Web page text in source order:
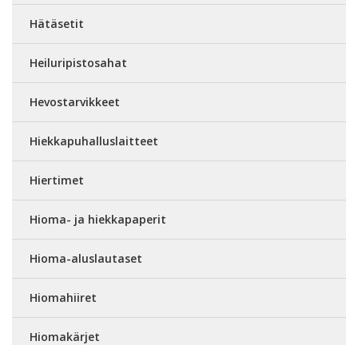
Hätäsetit
Heiluripistosahat
Hevostarvikkeet
Hiekkapuhalluslaitteet
Hiertimet
Hioma- ja hiekkapaperit
Hioma-aluslautaset
Hiomahiiret
Hiomakärjet